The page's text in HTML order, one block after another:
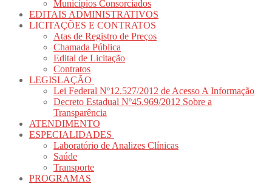
Municípios Consorciados
EDITAIS ADMINISTRATIVOS
LICITAÇÕES E CONTRATOS
Atas de Registro de Preços
Chamada Pública
Edital de Licitação
Contratos
LEGISLAÇÃO
Lei Federal Nº12.527/2012 de Acesso A Informação
Decreto Estadual Nº45.969/2012 Sobre a
Transparência
ATENDIMENTO
ESPECIALIDADES
Laboratório de Analizes Clínicas
Saúde
Transporte
PROGRAMAS